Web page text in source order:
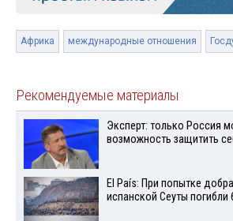
Африка международные отношения
Рекомендуемые материалы
Эксперт: только Россия
возможность защитить
El País: При попытке
испанской Сеуты погибли